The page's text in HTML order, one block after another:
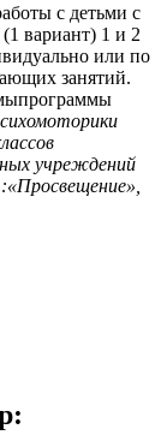
с детьми с
вариант) 1 и 2
или по
занятий.
учреждений